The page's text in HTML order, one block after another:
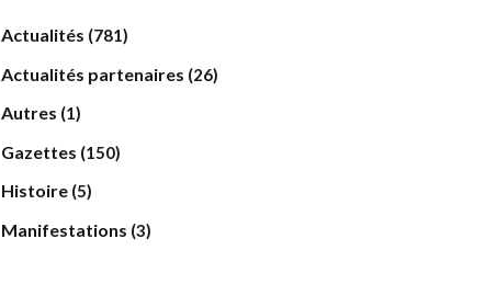
Actualités (781)
Actualités partenaires (26)
Autres (1)
Gazettes (150)
Histoire (5)
Manifestations (3)